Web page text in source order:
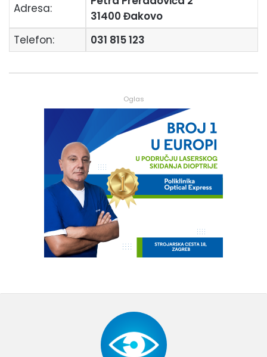
Adresa:
31400 Đakovo
Telefon:
031 815 123
Oglas